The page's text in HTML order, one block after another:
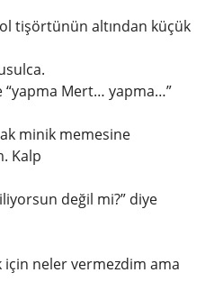
tişörtünün altından küçük
“yapma Mert… yapma…”
minik memesine
Kalp
değil mi?” diye
için neler vermezdim ama